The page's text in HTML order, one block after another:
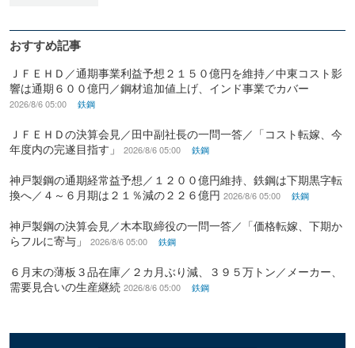
おすすめ記事
ＪＦＥＨＤ／通期事業利益予想２１５０億円を維持／中東コスト影
響は通期６００億円／鋼材追加値上げ、インド事業でカバー
2026/8/6 05:00 鉄鋼
ＪＦＥＨＤの決算会見／田中副社長の一問一答／「コスト転嫁、今
年度内の完遂目指す」
2026/8/6 05:00 鉄鋼
神戸製鋼の通期経常益予想／１２００億円維持、鉄鋼は下期黒字転
換へ／４～６月期は２１％減の２２６億円 2026/8/6 05:00 鉄鋼
神戸製鋼の決算会見／木本取締役の一問一答／「価格転嫁、下期か
らフルに寄与」
2026/8/6 05:00 鉄鋼
６月末の薄板３品在庫／２カ月ぶり減、３９５万トン／メーカー、
需要見合いの生産継続 2026/8/6 05:00 鉄鋼